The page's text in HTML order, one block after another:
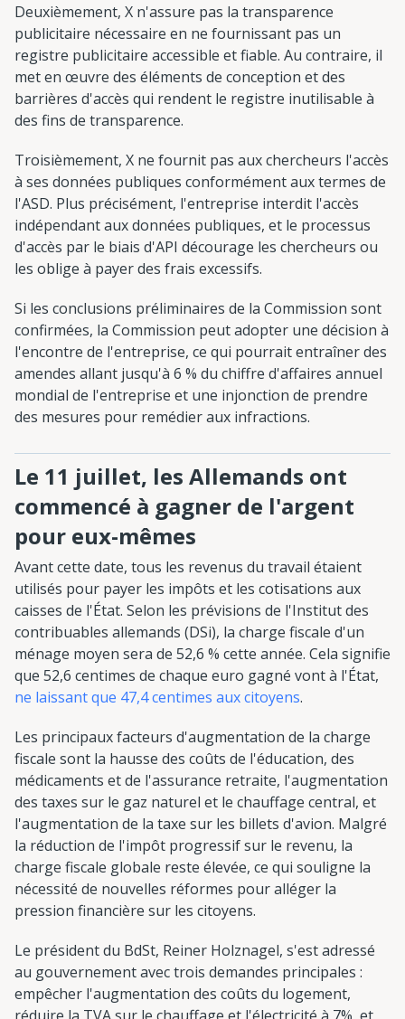
Deuxièmement, X n'assure pas la transparence
publicitaire nécessaire en ne fournissant pas un
registre publicitaire accessible et fiable. Au contraire, il
met en œuvre des éléments de conception et des
barrières d'accès qui rendent le registre inutilisable à
des fins de transparence.
Troisièmement, X ne fournit pas aux chercheurs l'accès
à ses données publiques conformément aux termes de
l'ASD. Plus précisément, l'entreprise interdit l'accès
indépendant aux données publiques, et le processus
d'accès par le biais d'API décourage les chercheurs ou
les oblige à payer des frais excessifs.
Si les conclusions préliminaires de la Commission sont
confirmées, la Commission peut adopter une décision à
l'encontre de l'entreprise, ce qui pourrait entraîner des
amendes allant jusqu'à 6 % du chiffre d'affaires annuel
mondial de l'entreprise et une injonction de prendre
des mesures pour remédier aux infractions.
Le 11 juillet, les Allemands ont
commencé à gagner de l'argent
pour eux-mêmes
Avant cette date, tous les revenus du travail étaient
utilisés pour payer les impôts et les cotisations aux
caisses de l'État. Selon les prévisions de l'Institut des
contribuables allemands (DSi), la charge fiscale d'un
ménage moyen sera de 52,6 % cette année. Cela signifie
que 52,6 centimes de chaque euro gagné vont à l'État,
ne laissant que 47,4 centimes aux citoyens.
Les principaux facteurs d'augmentation de la charge
fiscale sont la hausse des coûts de l'éducation, des
médicaments et de l'assurance retraite, l'augmentation
des taxes sur le gaz naturel et le chauffage central, et
l'augmentation de la taxe sur les billets d'avion. Malgré
la réduction de l'impôt progressif sur le revenu, la
charge fiscale globale reste élevée, ce qui souligne la
nécessité de nouvelles réformes pour alléger la
pression financière sur les citoyens.
Le président du BdSt, Reiner Holznagel, s'est adressé
au gouvernement avec trois demandes principales :
empêcher l'augmentation des coûts du logement,